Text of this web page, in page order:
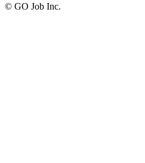
© GO Job Inc.